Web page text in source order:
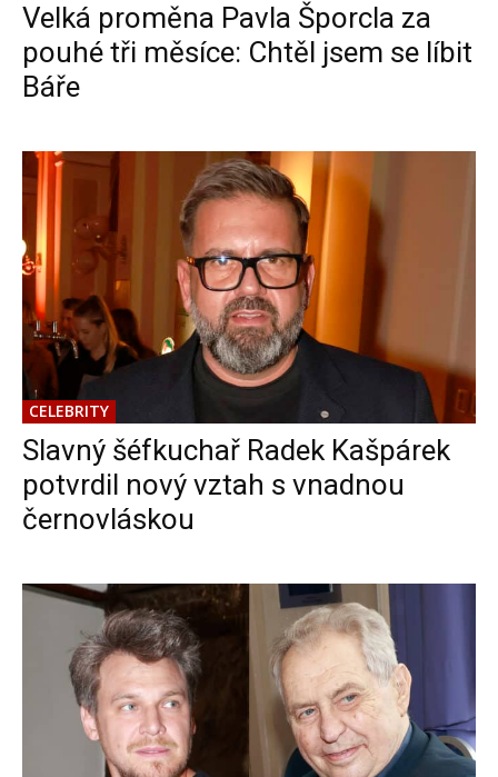
Velká proměna Pavla Šporcla za
pouhé tři měsíce: Chtěl jsem se líbit
Báře
CELEBRITY
Slavný šéfkuchař Radek Kašpárek
potvrdil nový vztah s vnadnou
černovláskou